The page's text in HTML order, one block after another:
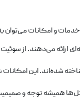
و امکانات می‌توان به
می‌دهند. از
این امکانات
همیشه توجه و